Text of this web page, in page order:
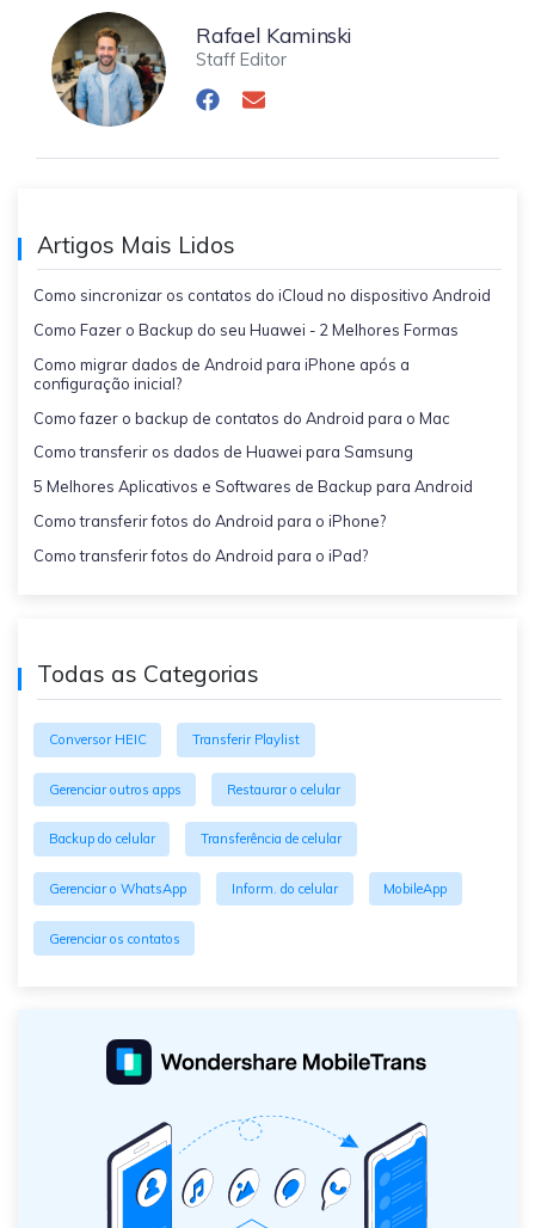
Rafael Kaminski
Staff Editor
Artigos Mais Lidos
Como sincronizar os contatos do iCloud no dispositivo Android
Como Fazer o Backup do seu Huawei - 2 Melhores Formas
Como migrar dados de Android para iPhone após a
configuração inicial?
Como fazer o backup de contatos do Android para o Mac
Como transferir os dados de Huawei para Samsung
5 Melhores Aplicativos e Softwares de Backup para Android
Como transferir fotos do Android para o iPhone?
Como transferir fotos do Android para o iPad?
Todas as Categorias
Conversor HEIC Transferir Playlist
Gerenciar outros apps Restaurar o celular
Backup do celular Transferência de celular
Gerenciar o WhatsApp Inform. do celular MobileApp
Gerenciar os contatos